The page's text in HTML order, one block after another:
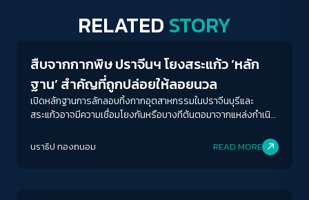
RELATED STORY
Environment
สืบจากกากพิษ ปราจีนฯ โยงสระแก้ว ‘หลัก
ฐาน’ สำคัญที่ถูกปล่อยให้ลอยนวล
เปิดหลักฐานการลักลอบทิ้งกากอุตสาหกรรมในปราจีนบุรีและ
สระแก้วอาจมีความเชื่อมโยงกันหรือบางทีต้นตอมาจากแหล่งกำเนิด
นราธิป ทองถนอม READ MORE